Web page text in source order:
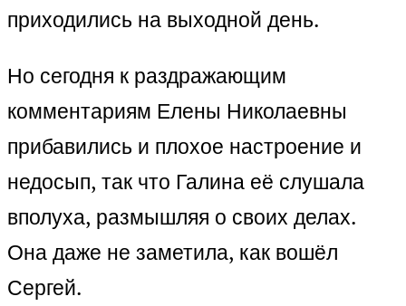
приходились на выходной день.
Но сегодня к раздражающим
комментариям Елены Николаевны
прибавились и плохое настроение и
недосып, так что Галина её слушала
вполуха, размышляя о своих делах.
Она даже не заметила, как вошёл
Сергей.